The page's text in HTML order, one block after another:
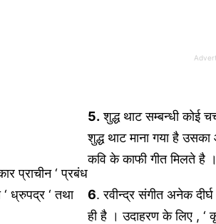
प्राचीन ‘ प्रबंध
ध्रुपद्र ‘ तथा
5. शुद्ध थाट सम्बन्धी कोई
शुद्ध थाट माना गया है
कवि के काफी गीत मिलते है ।
6. रवीन्द्र संगीत अनेक
ही है । उदाहरण के लिए , ‘